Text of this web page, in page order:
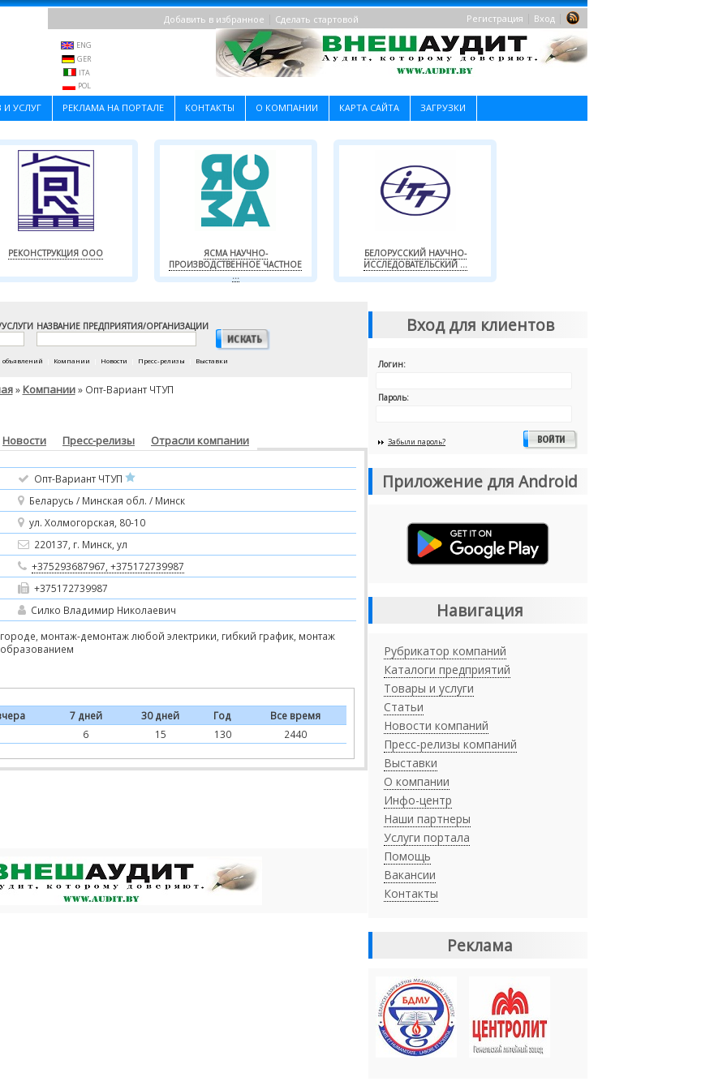
Регистрация Вход
Добавить в избранное Сделать стартовой
ENG
GER
ITA
POL
И УСЛУГ РЕКЛАМА НА ПОРТАЛЕ КОНТАКТЫ О КОМПАНИИ КАРТА САЙТА ЗАГРУЗКИ
РЕКОНСТРУКЦИЯ ООО
ЯСМА НАУЧНО-
ПРОИЗВОДСТВЕННОЕ ЧАСТНОЕ
...
БЕЛОРУССКИЙ НАУЧНО-
ИССЛЕДОВАТЕЛЬСКИЙ ...
НАЗВАНИЕ ПРЕДПРИЯТИЯ/ОРГАНИЗАЦИИ
объявлений Компании Новости Пресс-релизы Выставки
» Компании» Опт-Вариант ЧТУП
Новости Пресс-релизы Отрасли компании
Опт-Вариант ЧТУП
Беларусь / Минская обл. / Минск
ул. Холмогорская, 80-10
220137, г. Минск, ул
+375293687967, +375172739987
+375172739987
Силко Владимир Николаевич
монтаж-демонтаж любой электрики, гибкий график, монтаж
7 дней 30 дней Год
Все время
6 15 130 2440
Вход для клиентов
Логин:
Пароль:
Забыли пароль?
Приложение для Android
Навигация
Рубрикатор компаний
Каталоги предприятий
Товары и услуги
Статьи
Новости компаний
Пресс-релизы компаний
Выставки
О компании
Инфо-центр
Наши партнеры
Услуги портала
Помощь
Вакансии
Контакты
Реклама